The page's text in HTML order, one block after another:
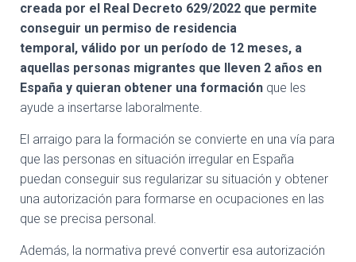
creada por el Real Decreto 629/2022 que permite
conseguir un permiso de residencia
temporal, válido por un período de 12 meses, a
aquellas personas migrantes que lleven 2 años en
España y quieran obtener una formación que les
ayude a insertarse laboralmente.
El arraigo para la formación se convierte en una vía para
que las personas en situación irregular en España
puedan conseguir sus regularizar su situación y obtener
una autorización para formarse en ocupaciones en las
que se precisa personal.
Además, la normativa prevé convertir esa autorización